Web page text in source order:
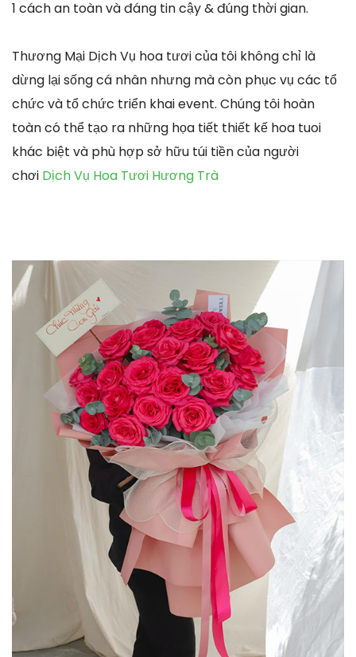
1 cách an toàn và đáng tin cậy & đúng thời gian.
Thương Mại Dịch Vụ hoa tươi của tôi không chỉ là
dừng lại sống cá nhân nhưng mà còn phục vụ các tổ
chức và tổ chức triển khai event. Chúng tôi hoàn
toàn có thể tạo ra những họa tiết thiết kế hoa tuoi
khác biệt và phù hợp sở hữu túi tiền của người
chơi Dịch Vụ Hoa Tươi Hương Trà